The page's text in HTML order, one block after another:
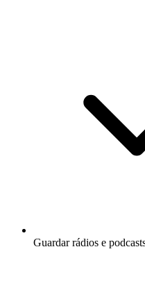
Guardar rádios e